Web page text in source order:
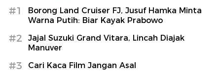
#1
Borong Land Cruiser FJ, Jusuf Hamka Minta
Warna Putih: Biar Kayak Prabowo
#2
Jajal Suzuki Grand Vitara, Lincah Diajak
Manuver
#3 Cari Kaca Film Jangan Asal